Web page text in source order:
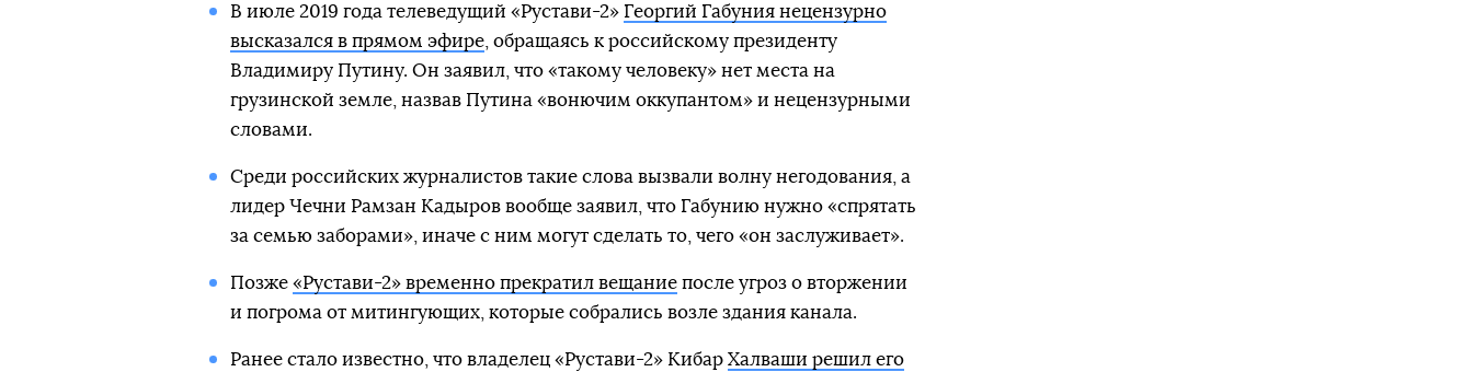
В июле 2019 года телеведущий «Рустави-2» Георгий Габуния нецензурно
высказался в прямом эфире, обращаясь к российскому президенту
Владимиру Путину. Он заявил, что «такому человеку» нет места на
грузинской земле, назвав Путина «вонючим оккупантом» и нецензурными
словами.
Среди российских журналистов такие слова вызвали волну негодования, а
лидер Чечни Рамзан Кадыров вообще заявил, что Габунию нужно «спрятать
за семью заборами», иначе с ним могут сделать то, чего «он заслуживает».
Позже «Рустави-2» временно прекратил вещаниепосле угроз о вторжении
и погрома от митингующих, которые собрались возле здания канала.
Ранее стало известно, что владелец «Рустави-2» Кибар Халваши решил его